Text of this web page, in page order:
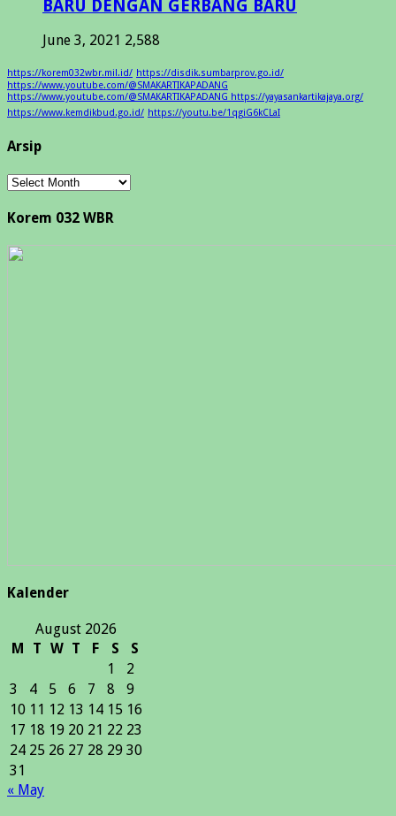
BARU DENGAN GERBANG BARU
June 3, 2021 2,588
https://korem032wbr.mil.id/ https://disdik.sumbarprov.go.id/
https://www.youtube.com/@SMAKARTIKAPADANG
https://www.youtube.com/@SMAKARTIKAPADANG https://yayasankartikajaya.org/
https://www.kemdikbud.go.id/ https://youtu.be/1qgiG6kCLaI
Arsip
Arsip
Korem 032 WBR
Kalender
August 2026
M
T W T F S
S
1
2
3
4 5 6 7 8
9
10 11 12 13 14 15 16
17 18 19 20 21 22 23
24 25 26 27 28 29 30
31
« May